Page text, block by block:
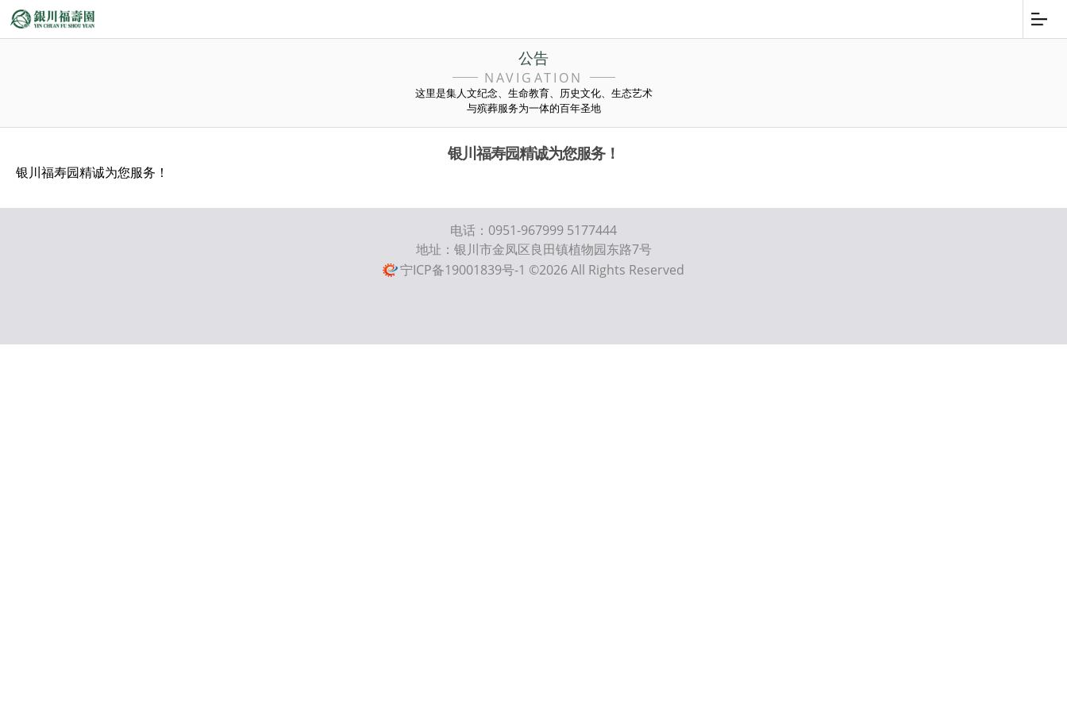
公告
NAVIGATION
这里是集人文纪念、生命教育、历史文化、生态艺术
与殡葬服务为一体的百年圣地
银川福寿园精诚为您服务！
银川福寿园精诚为您服务！
电话：0951-967999 5177444
地址：银川市金凤区良田镇植物园东路7号
宁ICP备19001839号-1 ©2026 All Rights Reserved